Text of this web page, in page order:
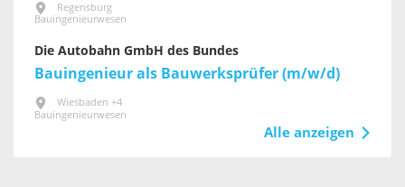
Regensburg
Bauingenieurwesen
Die Autobahn GmbH des Bundes
Bauingenieur als Bauwerksprüfer (m/w/d)
Wiesbaden +4
Bauingenieurwesen
Alle anzeigen